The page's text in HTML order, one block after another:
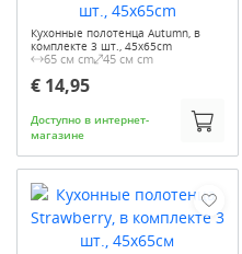
Кухонные полотенца Autumn, в
комплекте 3 шт., 45x65cm
65 см cm 45 см cm
€ 14,95
Доступно в интернет-
магазине